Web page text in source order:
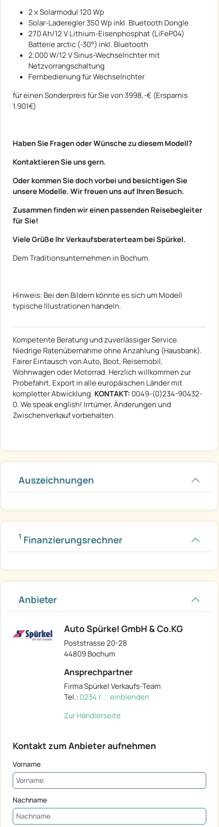
2 x Solarmodul 120 Wp
Solar-Laderegler 350 Wp inkl. Bluetooth Dongle
270 Ah/12 V Lithium-Eisenphosphat (LiFeP04)
Batterie arctic (-30°) inkl. Bluetooth
2.000 W/12 V Sinus-Wechselrichter mit
Netzvorrangschaltung
Fernbedienung für Wechselrichter
für einen Sonderpreis für Sie von 3998,-€ (Ersparnis
1.901€)
Haben Sie Fragen oder Wünsche zu diesem Modell?
Kontaktieren Sie uns gern.
Oder kommen Sie doch vorbei und besichtigen Sie
unsere Modelle. Wir freuen uns auf Ihren Besuch.
Zusammen finden wir einen passenden Reisebegleiter
für Sie!
Viele Grüße Ihr Verkaufsberaterteam bei Spürkel.
Dem Traditionsunternehmen in Bochum.
Hinweis: Bei den Bildern könnte es sich um Modell
typische Illustrationen handeln.
Kompetente Beratung und zuverlässiger Service.
Niedrige Ratenübernahme ohne Anzahlung (Hausbank).
Fairer Eintausch von Auto, Boot, Reisemobil,
Wohnwagen oder Motorrad. Herzlich willkommen zur
Probefahrt. Export in alle europäischen Länder mit
kompletter Abwicklung. KONTAKT: 0049-(0)234-90432-
0. We speak english! Irrtümer, Änderungen und
Zwischenverkauf vorbehalten.
Auszeichnungen
1 Finanzierungsrechner
Anbieter
Auto Spürkel GmbH & Co.KG
Poststrasse 20-28
44809 Bochum
Ansprechpartner
Firma Spürkel Verkaufs-Team
Tel.: 0234 / ... einblenden
Zur Händlerseite
Kontakt zum Anbieter aufnehmen
Vorname
Nachname